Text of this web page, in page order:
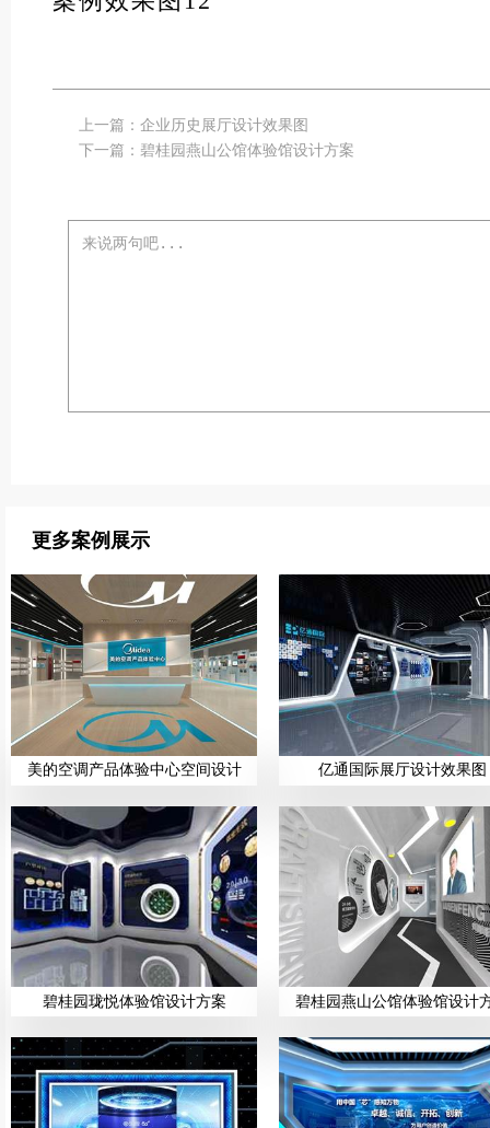
上一篇：企业历史展厅设计效果图
下一篇： 碧桂园燕山公馆体验馆设计方案
更多案例展示
美的空调产品体验中心空间设计 亿通国际展厅设计效果图
碧桂园珑悦体验馆设计方案 碧桂园燕山公馆体验馆设计